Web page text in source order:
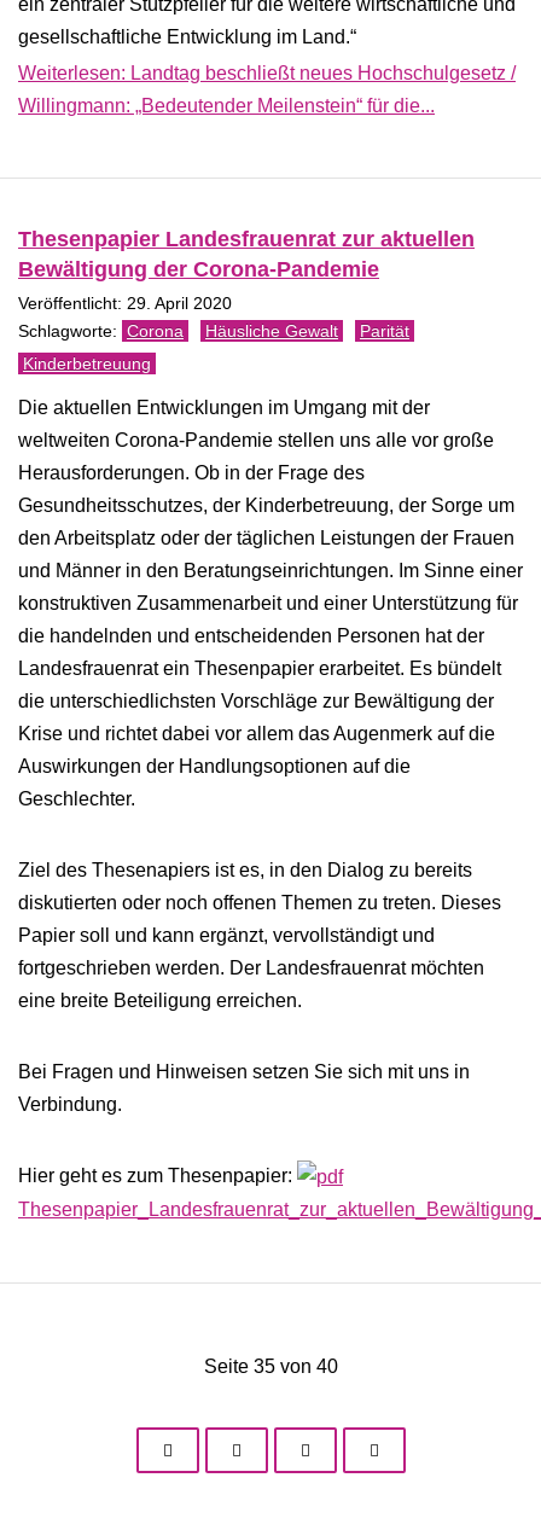
ein zentraler Stützpfeiler für die weitere wirtschaftliche und
gesellschaftliche Entwicklung im Land.“
Weiterlesen: Landtag beschließt neues Hochschulgesetz /
Willingmann: „Bedeutender Meilenstein“ für die...
Thesenpapier Landesfrauenrat zur aktuellen
Bewältigung der Corona-Pandemie
Veröffentlicht: 29. April 2020
Corona Häusliche Gewalt
Parität
Kinderbetreuung
Die aktuellen Entwicklungen im Umgang mit der
weltweiten Corona-Pandemie stellen uns alle vor große
Herausforderungen. Ob in der Frage des
Gesundheitsschutzes, der Kinderbetreuung, der Sorge um
den Arbeitsplatz oder der täglichen Leistungen der Frauen
und Männer in den Beratungseinrichtungen. Im Sinne einer
konstruktiven Zusammenarbeit und einer Unterstützung für
die handelnden und entscheidenden Personen hat der
Landesfrauenrat ein Thesenpapier erarbeitet. Es bündelt
die unterschiedlichsten Vorschläge zur Bewältigung der
Krise und richtet dabei vor allem das Augenmerk auf die
Auswirkungen der Handlungsoptionen auf die
Geschlechter.
Ziel des Thesenapiers ist es, in den Dialog zu bereits
diskutierten oder noch offenen Themen zu treten. Dieses
Papier soll und kann ergänzt, vervollständigt und
fortgeschrieben werden. Der Landesfrauenrat möchten
eine breite Beteiligung erreichen.
Bei Fragen und Hinweisen setzen Sie sich mit uns in
Verbindung.
Hier geht es zum Thesenpapier:
Seite 35 von 40